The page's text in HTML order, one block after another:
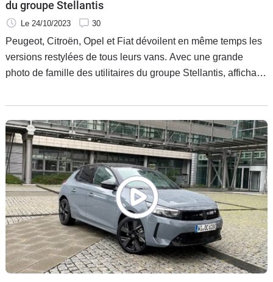
Moto
Marques
du groupe Stellantis
Le 24/10/2023 30
Peugeot, Citroën, Opel et Fiat dévoilent en même temps les
versions restylées de tous leurs vans. Avec une grande
photo de famille des utilitaires du groupe Stellantis, affichant
améliorée.